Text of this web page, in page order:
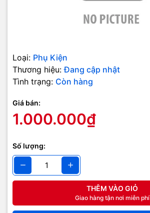
Loại: Phụ Kiện
Thương hiệu: Đang cập nhật
Tình trạng: Còn hàng
Giá bán:
1.000.000₫
Số lượng:
THÊM VÀO GIỎ
Giao hàng tận nơi miễn phí
Hoài An